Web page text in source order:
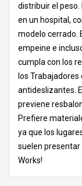
distribuir el
en un hospital,
modelo cerrado.
empeine e
cumpla con los
los
antideslizantes.
previene
Prefiere
ya que los
suelen presentar
Works!